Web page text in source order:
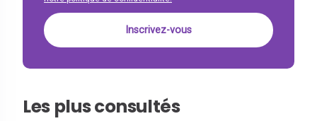
Les plus consultés